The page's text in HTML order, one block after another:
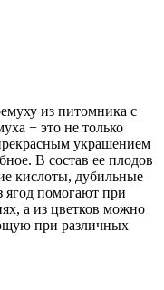
из питомника с
− это не только
украшением
В состав ее плодов
кислоты, дубильные
ягод помогают при
а из цветков можно
при различных